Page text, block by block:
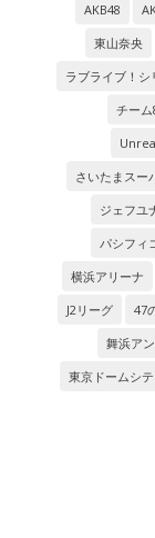
AKB48
東山奈央
ラブライブ！シ
チーム
さいたまスー
ジェフユ
パシフィ
横浜アリーナ
J2リーグ
47
舞浜ア
東京ドームシ